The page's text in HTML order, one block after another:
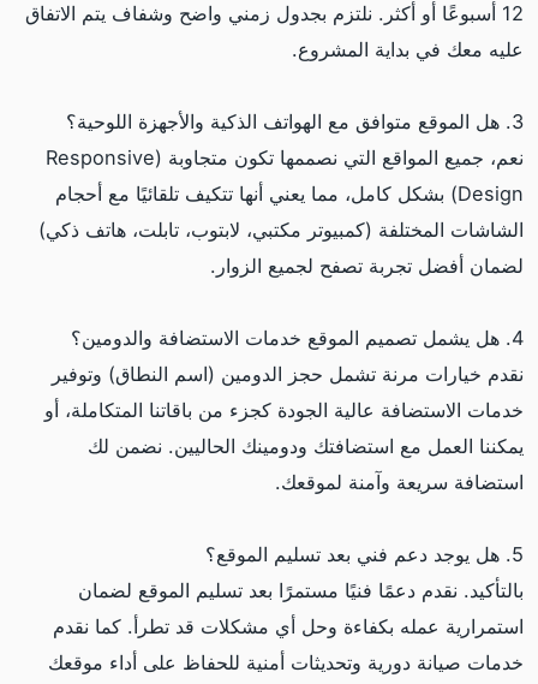
12 أسبوعًا أو أكثر. نلتزم بجدول زمني واضح وشفاف يتم الاتفاق
عليه معك في بداية المشروع.
3. هل الموقع متوافق مع الهواتف الذكية والأجهزة اللوحية؟
نعم، جميع المواقع التي نصممها تكون متجاوبة (Responsive
Design) بشكل كامل، مما يعني أنها تتكيف تلقائيًا مع أحجام
الشاشات المختلفة (كمبيوتر مكتبي، لابتوب، تابلت، هاتف ذكي)
لضمان أفضل تجربة تصفح لجميع الزوار.
4. هل يشمل تصميم الموقع خدمات الاستضافة والدومين؟
نقدم خيارات مرنة تشمل حجز الدومين (اسم النطاق) وتوفير
خدمات الاستضافة عالية الجودة كجزء من باقاتنا المتكاملة، أو
يمكننا العمل مع استضافتك ودومينك الحاليين. نضمن لك
استضافة سريعة وآمنة لموقعك.
5. هل يوجد دعم فني بعد تسليم الموقع؟
بالتأكيد. نقدم دعمًا فنيًا مستمرًا بعد تسليم الموقع لضمان
استمرارية عمله بكفاءة وحل أي مشكلات قد تطرأ. كما نقدم
خدمات صيانة دورية وتحديثات أمنية للحفاظ على أداء موقعك